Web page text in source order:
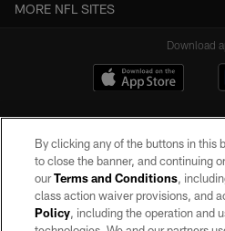
MORE NFL SITES
Download
©2026 by the Las Vegas Raiders. All
may be reproduced without the express
By clicking any of the buttons in this
to close the banner, and continuing
ourTerms and Conditions,
class action waiver provisions, and
Policy, including the operation and